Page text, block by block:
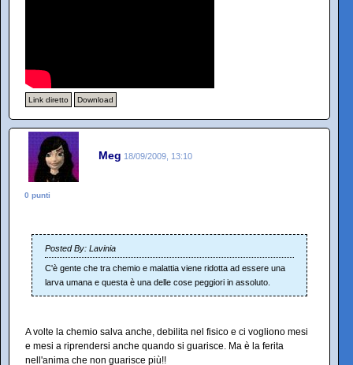
Link diretto Download
Meg 18/09/2009, 13:10
0 punti
Posted By: Lavinia
C'è gente che tra chemio e malattia viene ridotta ad essere una
larva umana e questa è una delle cose peggiori in assoluto.
A volte la chemio salva anche, debilita nel fisico e ci vogliono mesi
e mesi a riprendersi anche quando si guarisce. Ma è la ferita
nell'anima che non guarisce più!!